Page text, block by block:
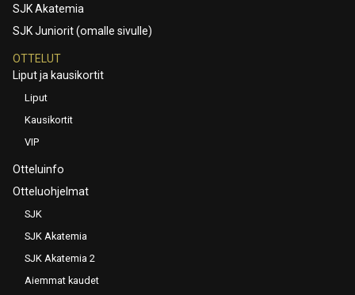
SJK Akatemia
SJK Juniorit (omalle sivulle)
OTTELUT
Liput ja kausikortit
Liput
Kausikortit
VIP
Otteluinfo
Otteluohjelmat
SJK
SJK Akatemia
SJK Akatemia 2
Aiemmat kaudet